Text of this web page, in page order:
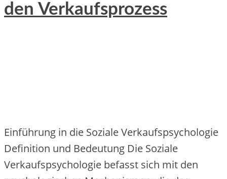
den Verkaufsprozess
Einführung in die Soziale Verkaufspsychologie
Definition und Bedeutung Die Soziale
Verkaufspsychologie befasst sich mit den